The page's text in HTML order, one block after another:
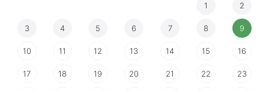
1 2
3 4 5 6 7 8 9
10 11 12 13 14 15 16
17 18 19 20 21 22 23